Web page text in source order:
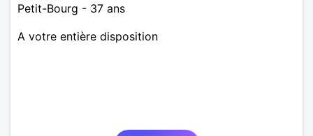
Petit-Bourg - 37 ans
A votre entière disposition